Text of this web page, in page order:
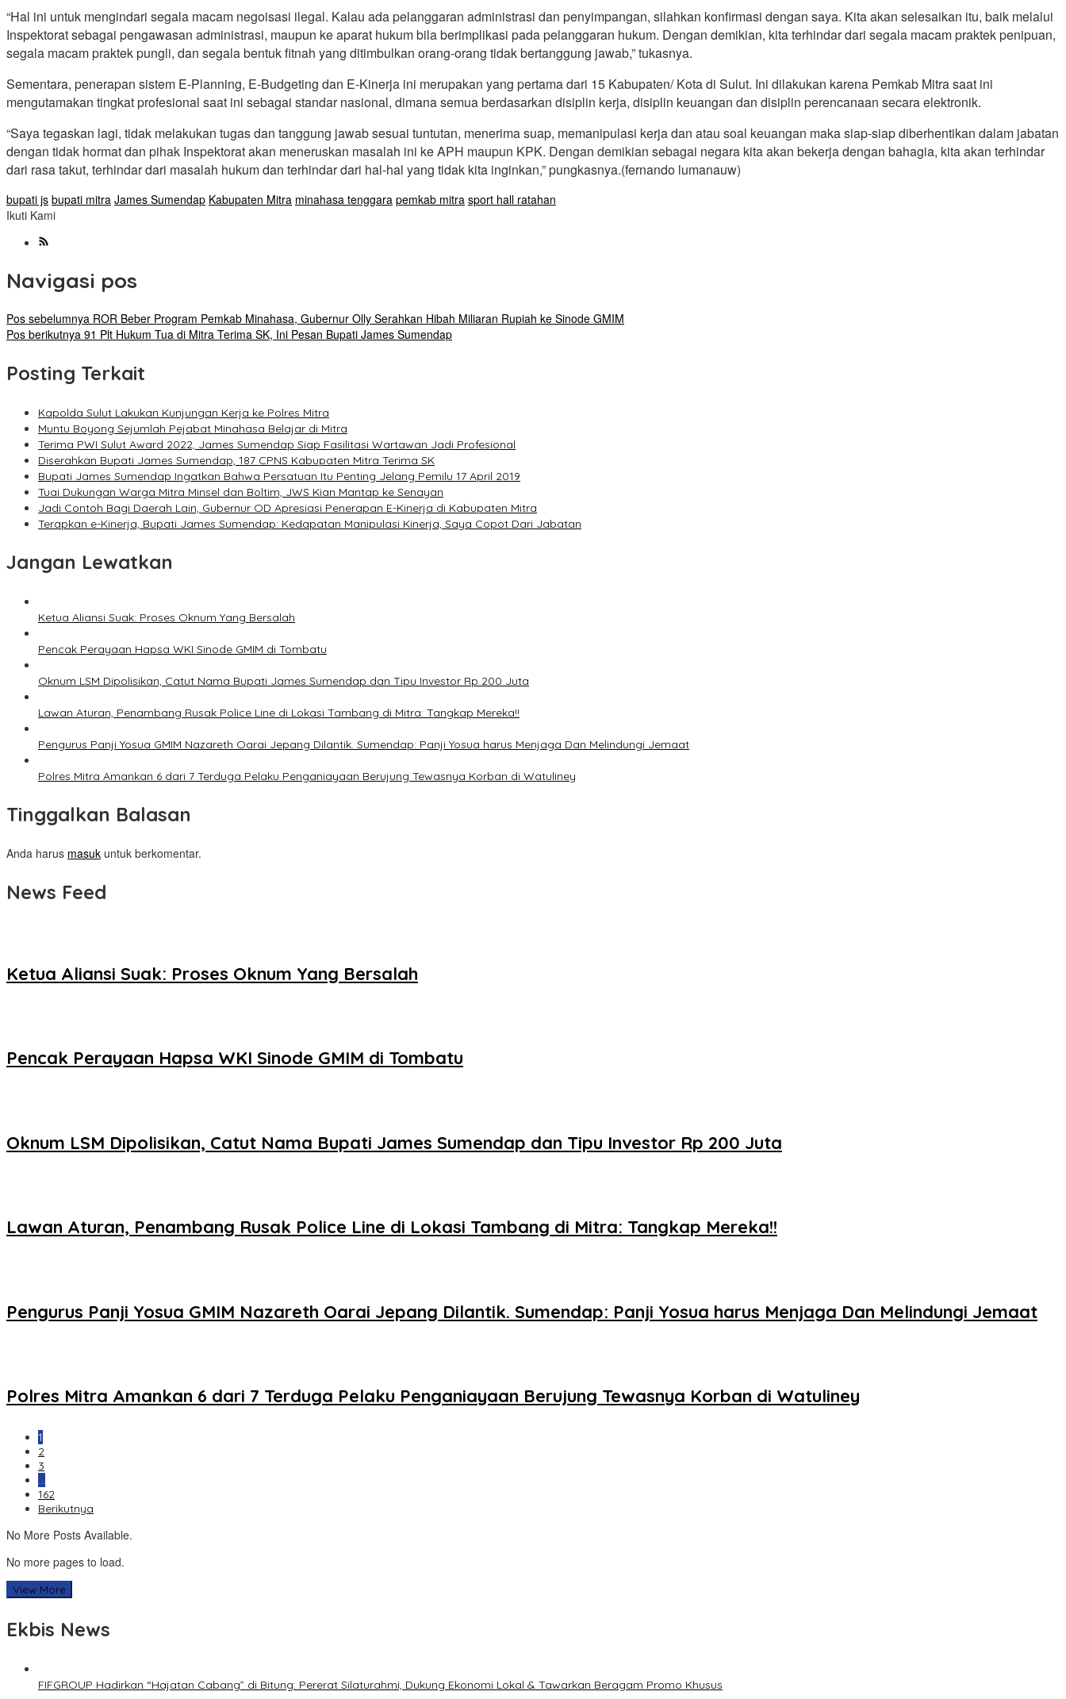
“Hal ini untuk mengindari segala macam negoisasi ilegal. Kalau ada pelanggaran administrasi dan penyimpangan, silahkan konfirmasi dengan saya. Kita akan selesaikan itu, baik melalui
Inspektorat sebagai pengawasan administrasi, maupun ke aparat hukum bila berimplikasi pada pelanggaran hukum. Dengan demikian, kita terhindar dari segala macam praktek penipuan,
segala macam praktek pungli, dan segala bentuk fitnah yang ditimbulkan orang-orang tidak bertanggung jawab,” tukasnya.
Sementara, penerapan sistem E-Planning, E-Budgeting dan E-Kinerja ini merupakan yang pertama dari 15 Kabupaten/ Kota di Sulut. Ini dilakukan karena Pemkab Mitra saat ini
mengutamakan tingkat profesional saat ini sebagai standar nasional, dimana semua berdasarkan disiplin kerja, disiplin keuangan dan disiplin perencanaan secara elektronik.
“Saya tegaskan lagi, tidak melakukan tugas dan tanggung jawab sesuai tuntutan, menerima suap, memanipulasi kerja dan atau soal keuangan maka siap-siap diberhentikan dalam jabatan
dengan tidak hormat dan pihak Inspektorat akan meneruskan masalah ini ke APH maupun KPK. Dengan demikian sebagai negara kita akan bekerja dengan bahagia, kita akan terhindar
dari rasa takut, terhindar dari masalah hukum dan terhindar dari hal-hal yang tidak kita inginkan,” pungkasnya.(fernando lumanauw)
bupati js bupati mitra James Sumendap Kabupaten Mitra minahasa tenggara pemkab mitra sport hall ratahan
Ikuti Kami
Navigasi pos
Pos sebelumnya ROR Beber Program Pemkab Minahasa, Gubernur Olly Serahkan Hibah Miliaran Rupiah ke Sinode GMIM
Pos berikutnya 91 Plt Hukum Tua di Mitra Terima SK, Ini Pesan Bupati James Sumendap
Posting Terkait
Kapolda Sulut Lakukan Kunjungan Kerja ke Polres Mitra
Muntu Boyong Sejumlah Pejabat Minahasa Belajar di Mitra
Terima PWI Sulut Award 2022, James Sumendap Siap Fasilitasi Wartawan Jadi Profesional
Diserahkan Bupati James Sumendap, 187 CPNS Kabupaten Mitra Terima SK
Bupati James Sumendap Ingatkan Bahwa Persatuan Itu Penting Jelang Pemilu 17 April 2019
Tuai Dukungan Warga Mitra Minsel dan Boltim, JWS Kian Mantap ke Senayan
Jadi Contoh Bagi Daerah Lain, Gubernur OD Apresiasi Penerapan E-Kinerja di Kabupaten Mitra
Terapkan e-Kinerja, Bupati James Sumendap: Kedapatan Manipulasi Kinerja, Saya Copot Dari Jabatan
Jangan Lewatkan
Ketua Aliansi Suak: Proses Oknum Yang Bersalah
Pencak Perayaan Hapsa WKI Sinode GMIM di Tombatu
Oknum LSM Dipolisikan, Catut Nama Bupati James Sumendap dan Tipu Investor Rp 200 Juta
Lawan Aturan, Penambang Rusak Police Line di Lokasi Tambang di Mitra: Tangkap Mereka!!
Pengurus Panji Yosua GMIM Nazareth Oarai Jepang Dilantik. Sumendap: Panji Yosua harus Menjaga Dan Melindungi Jemaat
Polres Mitra Amankan 6 dari 7 Terduga Pelaku Penganiayaan Berujung Tewasnya Korban di Watuliney
Tinggalkan Balasan
Anda harus masuk untuk berkomentar.
News Feed
Ketua Aliansi Suak: Proses Oknum Yang Bersalah
Pencak Perayaan Hapsa WKI Sinode GMIM di Tombatu
Oknum LSM Dipolisikan, Catut Nama Bupati James Sumendap dan Tipu Investor Rp 200 Juta
Lawan Aturan, Penambang Rusak Police Line di Lokasi Tambang di Mitra: Tangkap Mereka!!
Pengurus Panji Yosua GMIM Nazareth Oarai Jepang Dilantik. Sumendap: Panji Yosua harus Menjaga Dan Melindungi Jemaat
Polres Mitra Amankan 6 dari 7 Terduga Pelaku Penganiayaan Berujung Tewasnya Korban di Watuliney
1
2
3
…
162
Berikutnya
No More Posts Available.
No more pages to load.
View More
Ekbis News
FIFGROUP Hadirkan “Hajatan Cabang” di Bitung: Pererat Silaturahmi, Dukung Ekonomi Lokal & Tawarkan Beragam Promo Khusus